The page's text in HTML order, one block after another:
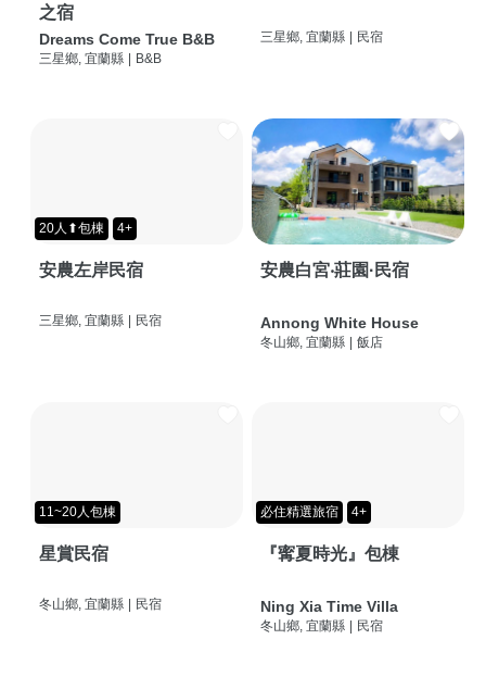
之宿
Dreams Come True B&B
三星鄉, 宜蘭縣 | B&B
三星鄉, 宜蘭縣 | 民宿
20人⬆包棟 4+
安農左岸民宿
三星鄉, 宜蘭縣 | 民宿
安農白宮‧莊園·民宿
Annong White House
冬山鄉, 宜蘭縣 | 飯店
11~20人包棟
星賞民宿
冬山鄉, 宜蘭縣 民宿
必住精選旅宿 4+
『寗夏時光』包棟
Ning Xia Time Villa
冬山鄉, 宜蘭縣 民宿